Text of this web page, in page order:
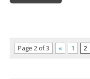
Page 2 of 3 « 1 2